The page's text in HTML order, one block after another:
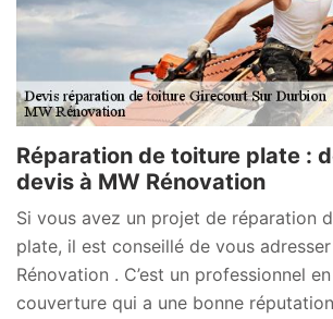
Réparation de toiture plate :
devis à MW Rénovation
Si vous avez un projet de réparation
plate, il est conseillé de vous
Rénovation . C’est un professionnel
couverture qui a une bonne